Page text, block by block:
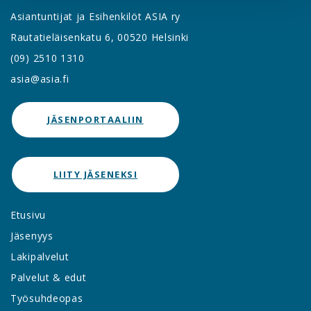
Asiantuntijat ja Esihenkilöt ASIA ry
Rautatieläisenkatu 6, 00520 Helsinki
(09) 2510 1310
asia@asia.fi
JÄSENPORTAALIIN
LIITY JÄSENEKSI
Etusivu
Jäsenyys
Lakipalvelut
Palvelut & edut
Työsuhdeopas